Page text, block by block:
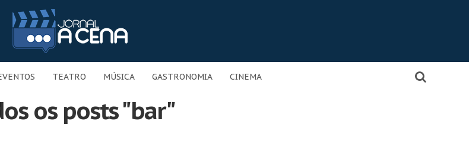
TEATRO MÚSICA GASTRONOMIA CINEMA
os posts "bar"